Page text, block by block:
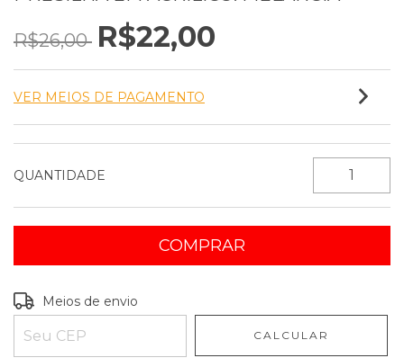
R$26,00 R$22,00
VER MEIOS DE PAGAMENTO
QUANTIDADE
Entregas para o CEP:
Meios de envio
CALCULAR